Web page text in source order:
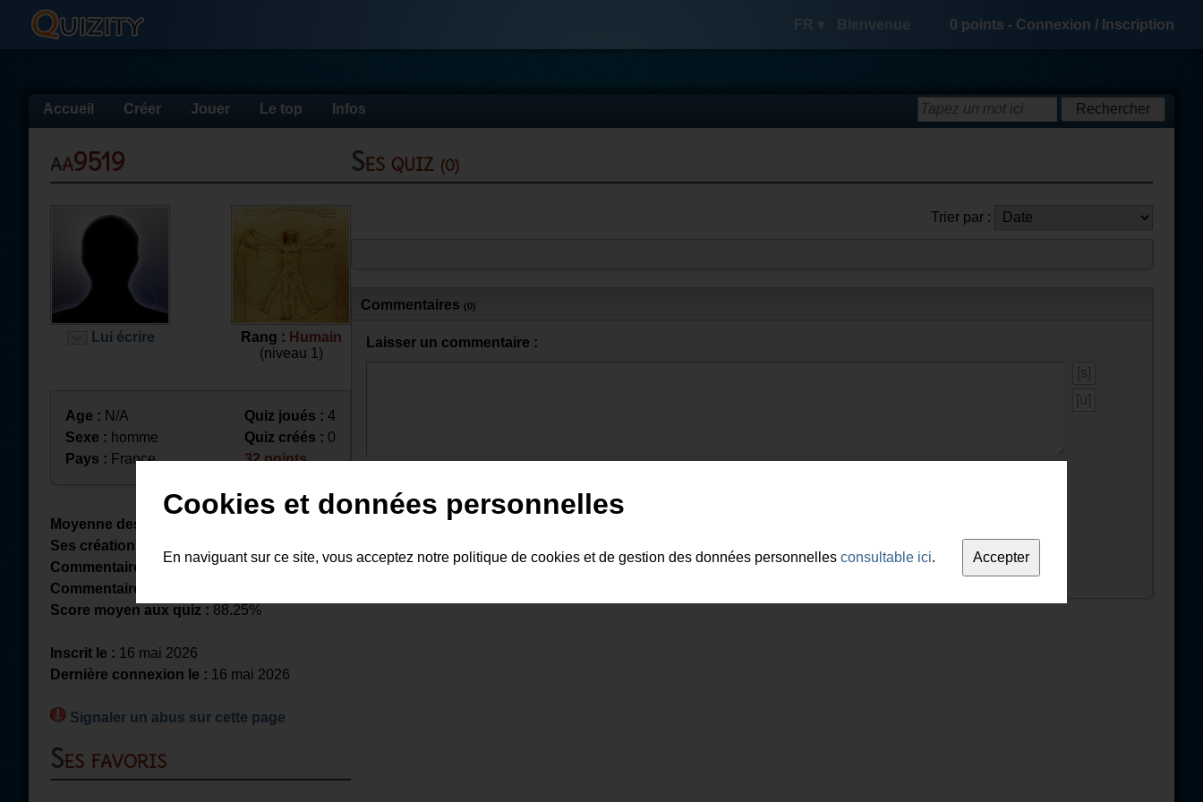
FR ▾ Bienvenue 0 points - Connexion / Inscription
Accueil Créer Jouer Le top Infos
aa9519
Lui écrire Rang : Humain
(niveau 1)
Age : N/A
Sexe : homme
Pays : France
Quiz joués : 4
Quiz créés : 0
32 points
Moyenne des notes reçues :
Ses créations totalisent :
Commentaires reçus :0
Commentaires déposés
Score moyen aux quiz : 88.25%
Inscrit le : 16 mai 2026
Dernière connexion le : 16 mai 2026
Signaler un abus sur cette page
Ses favoris
Ses quiz (0)
Trier par :
Commentaires (0)
Laisser un commentaire :
[s]
[u]
Cookies et données personnelles
En naviguant sur ce site, vous acceptez notre politique de cookies et de gestion des données personnelles consultable ici.